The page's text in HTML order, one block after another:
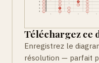
Téléchargez ce
Enregistrez le
résolution — parfait